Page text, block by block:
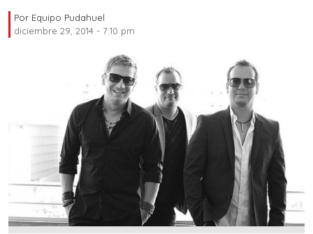
Por Equipo Pudahuel
diciembre 29, 2014 - 7:10 pm